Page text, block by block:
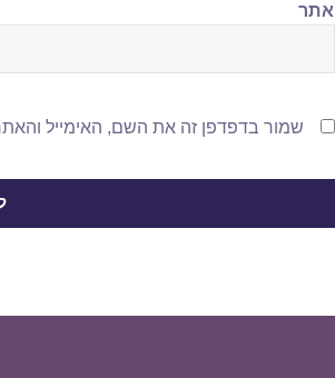
אתר
שמור בדפדפן זה את השם, האימייל